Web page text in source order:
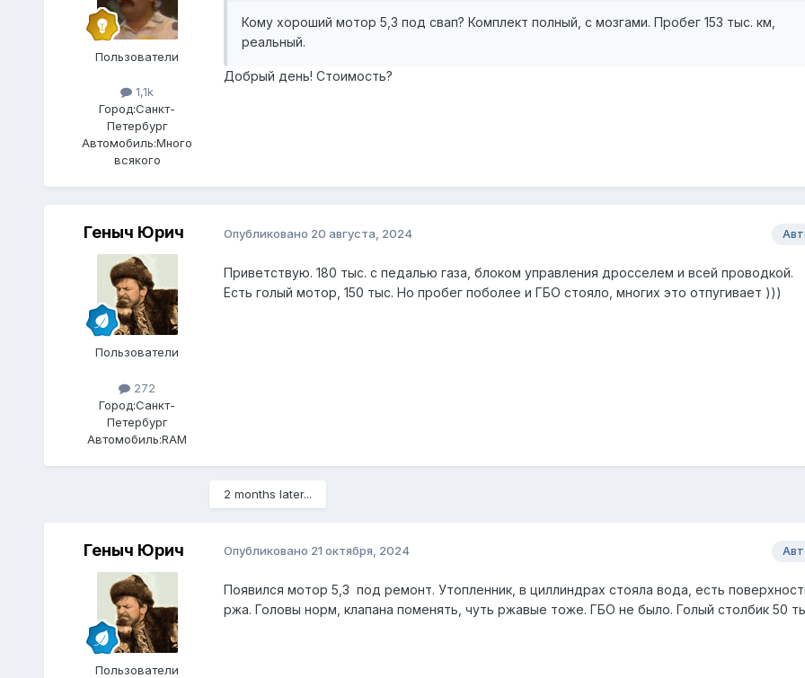
Пользователи
1,1k
Город:Санкт-
Петербург
Автомобиль:Много
всякого
Кому хороший мотор 5,3 под свап? Комплект полный, с мозгами. Пробег 153 тыс. км,
реальный.
Добрый день! Стоимость?
Геныч Юрич
Пользователи
272
Город:Санкт-
Петербург
Автомобиль:RAM
Опубликовано 20 августа, 2024
Приветствую. 180 тыс. с педалью газа, блоком управления дросселем и всей проводкой.
Есть голый мотор, 150 тыс. Но пробег поболее и ГБО стояло, многих это отпугивает )))
2 months later...
Геныч Юрич
Пользователи
Опубликовано 21 октября, 2024
Появился мотор 5,3 под ремонт. Утопленник, в циллиндрах стояла вода, есть
ржа. Головы норм, клапана поменять, чуть ржавые тоже. ГБО не было. Голый столбик 50